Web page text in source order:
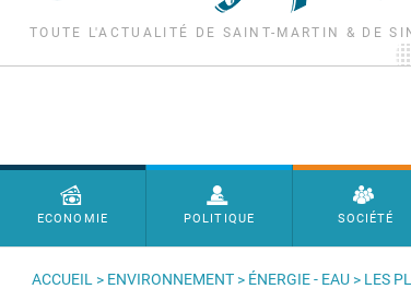
TOUTE L'ACTUALITÉ DE SAINT-MARTIN & DE
Menu principal
ECONOMIE POLITIQUE SOCIÉTÉ
ACCUEIL > ENVIRONNEMENT > ÉNERGIE - EAU > LES